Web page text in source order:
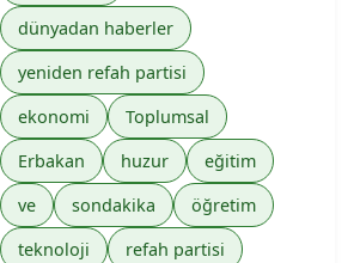
dünyadan haberler
yeniden refah partisi
ekonomi
Toplumsal
Erbakan
huzur
eğitim
ve
sondakika
öğretim
teknoloji
refah partisi